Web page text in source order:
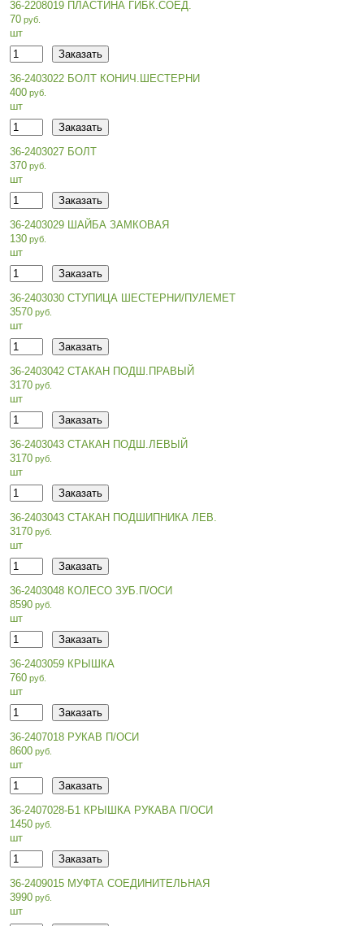
36-2208019 ПЛАСТИНА ГИБК.СОЕД.
70
шт
36-2403022 БОЛТ КОНИЧ.ШЕСТЕРНИ
400
шт
36-2403027 БОЛТ
370
шт
36-2403029 ШАЙБА ЗАМКОВАЯ
130
шт
36-2403030 СТУПИЦА ШЕСТЕРНИ/ПУЛЕМЕТ
3570
шт
36-2403042 СТАКАН ПОДШ.ПРАВЫЙ
3170
шт
36-2403043 СТАКАН ПОДШ.ЛЕВЫЙ
3170
шт
36-2403043 СТАКАН ПОДШИПНИКА ЛЕВ.
3170
шт
36-2403048 КОЛЕСО ЗУБ.П/ОСИ
8590
шт
36-2403059 КРЫШКА
760
шт
36-2407018 РУКАВ П/ОСИ
8600
шт
36-2407028-Б1 КРЫШКА РУКАВА П/ОСИ
1450
шт
36-2409015 МУФТА СОЕДИНИТЕЛЬНАЯ
3990
шт